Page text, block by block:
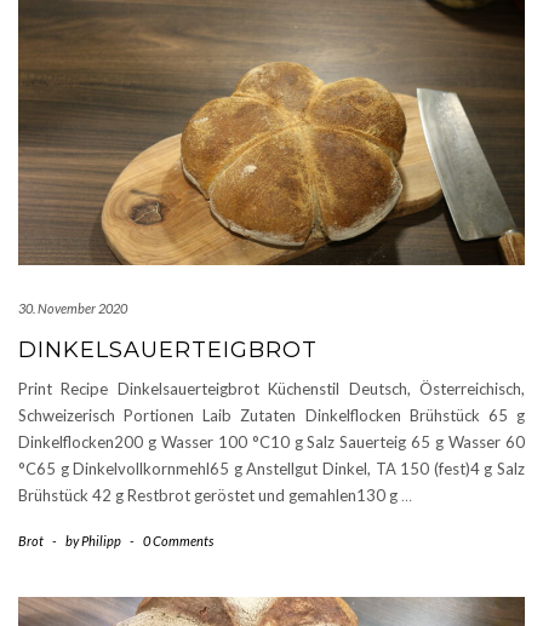
30. November 2020
DINKELSAUERTEIGBROT
Print Recipe Dinkelsauerteigbrot Küchenstil Deutsch, Österreichisch,
Schweizerisch Portionen Laib Zutaten Dinkelflocken Brühstück 65 g
Dinkelflocken200 g Wasser 100 °C10 g Salz Sauerteig 65 g Wasser 60
°C65 g Dinkelvollkornmehl65 g Anstellgut Dinkel, TA 150 (fest)4 g Salz
Brühstück 42 g Restbrot geröstet und gemahlen130 g …
Brot - byPhilipp - 0 Comments